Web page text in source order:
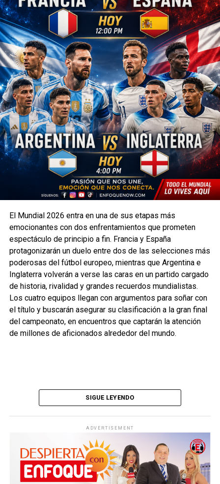
El Mundial 2026 entra en una de sus etapas más
emocionantes con dos enfrentamientos que prometen
espectáculo de principio a fin. Francia y España
protagonizarán un duelo entre dos de las selecciones más
poderosas del fútbol europeo, mientras que Argentina e
Inglaterra volverán a verse las caras en un partido cargado
de historia, rivalidad y grandes recuerdos mundialistas.
Los cuatro equipos llegan con argumentos para soñar con
el título y buscarán asegurar su clasificación a la gran final
del campeonato, en encuentros que captarán la atención
de millones de aficionados alrededor del mundo.
SIGUE LEYENDO
ADVERTISEMENT